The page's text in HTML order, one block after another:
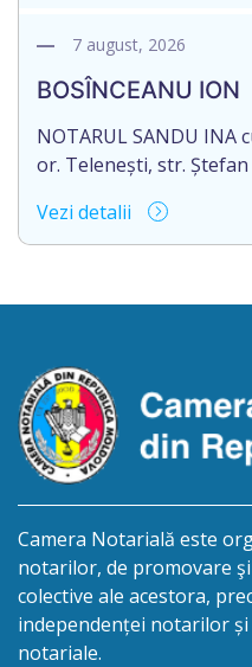
2003035009604,
/doisprezece ianuarie
șase/. Eliberarea
[…]
7 august, 2026
BOSÎNCEANU ION
NOTARUL SANDU INA
or. Telenești, str.
succesorale în urma
ION, născut/ă la
/cincisprezece mai anul
Vezi detalii
Camera Notarială este
notarilor, de promovare
colective ale acestora,
independenței notarilor
notariale.